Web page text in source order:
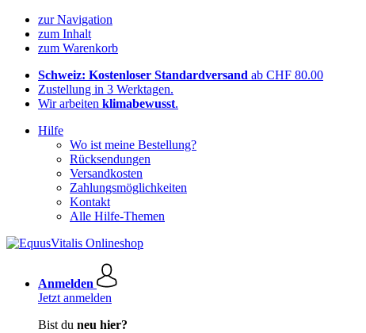
zur Navigation
zum Inhalt
zum Warenkorb
Schweiz: Kostenloser Standardversand ab CHF 80.00
Zustellung in 3 Werktagen.
Wir arbeiten klimabewusst.
Hilfe
Wo ist meine Bestellung?
Rücksendungen
Versandkosten
Zahlungsmöglichkeiten
Kontakt
Alle Hilfe-Themen
Anmelden
Jetzt anmelden
Bist du neu hier?